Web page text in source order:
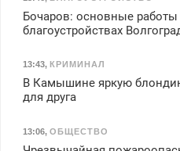
Бочаров: основные работы
благоустройствах
13:43, КРИМИНАЛ
В Камышине яркую
для друга
13:06, ОБЩЕСТВО